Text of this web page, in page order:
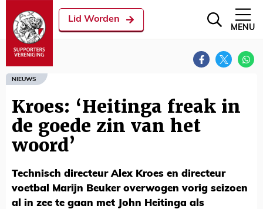
Lid Worden
MENU
NIEUWS
Kroes: ‘Heitinga freak in
de goede zin van het
woord’
Technisch directeur Alex Kroes en directeur
voetbal Marijn Beuker overwogen vorig seizoen
al in zee te gaan met John Heitinga als